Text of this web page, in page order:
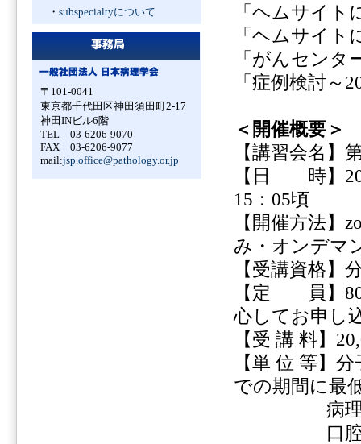
・ subspecialtyについて
〒101-0041
東京都千代田区神田須田町2-17
神田INビル6階
TEL 03-6206-9070
FAX 03-6206-9077
mail:jsp.office@pathology.or.jp
「ヘムサイ
「ヘムサイ
「がんセン
「症例検討
＜開催概要＞
【講習会名
【日 時】
15：05頃
【開催方法】
み・オンデマ
【受講資格】
【定 員】
心してお申し
【受 講 料】
【単 位 等】
での期間に最
病理専門
口腔病理